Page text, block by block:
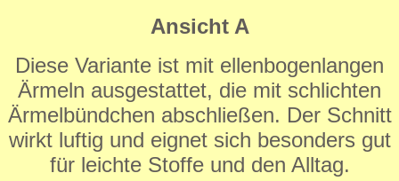
Ansicht A
Diese Variante ist mit ellenbogenlangen
Ärmeln ausgestattet, die mit schlichten
Ärmelbündchen abschließen. Der Schnitt
wirkt luftig und eignet sich besonders gut
für leichte Stoffe und den Alltag.